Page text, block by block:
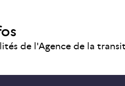
de l'Agence de la